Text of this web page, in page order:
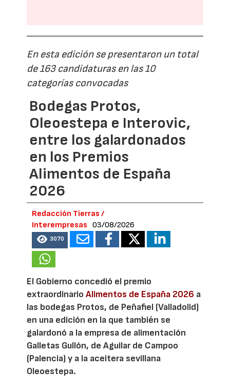
En esta edición se presentaron un total
de 163 candidaturas en las 10
categorías convocadas
Bodegas Protos,
Oleoestepa e Interovic,
entre los galardonados
en los Premios
Alimentos de España
2026
Redacción Tierras /
Interempresas
03/08/2026
3070
El Gobierno concedió el premio
extraordinarioAlimentos de España 2026 a
las bodegas Protos, de Peñafiel (Valladolid)
en una edición en la que también se
galardonó a la empresa de alimentación
Galletas Gullón, de Aguilar de Campoo
(Palencia) y a la aceitera sevillana
Oleoestepa.